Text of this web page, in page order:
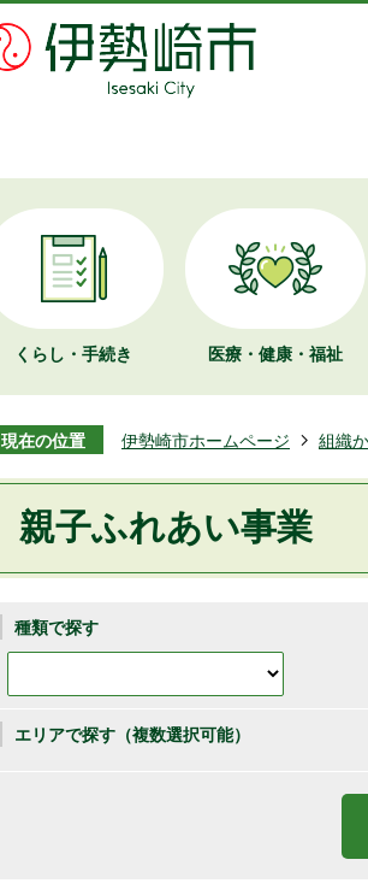
くらし・手続き 医療・健康・福祉
現在の位置 伊勢崎市ホームページ 組織
親子ふれあい事業
種類で探す
エリアで探す（複数選択可能）